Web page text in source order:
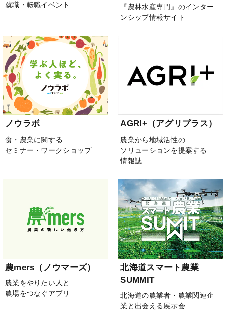
就職・転職イベント
『農林水産専門』のインター
ンシップ情報サイト
ノウラボ
食・農業に関する
セミナー・ワークショップ
AGRI+（アグリプラス）
農業から地域活性の
ソリューションを提案する
情報誌
農mers（ノウマーズ）
農業をやりたい人と
農場をつなぐアプリ
北海道スマート農業
SUMMIT
北海道の農業者・農業関連企
業と出会える展示会